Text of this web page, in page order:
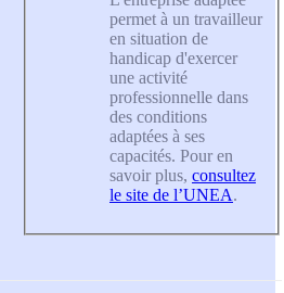
permet à un travailleur
en situation de
handicap d'exercer
une activité
professionnelle dans
des conditions
adaptées à ses
capacités. Pour en
savoir plus, consultez
le site de l’UNEA.